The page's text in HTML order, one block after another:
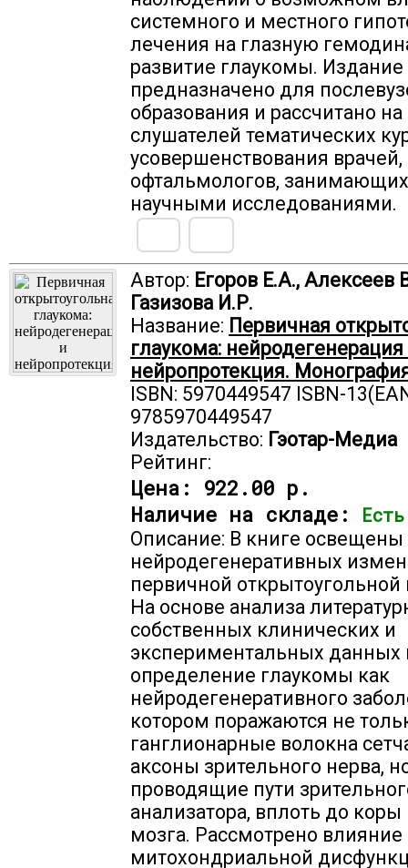
системного и местного
лечения на глазную
развитие глаукомы. Издание
предназначено для
образования и рассчитано на
слушателей тематических
усовершенствования врачей,
офтальмологов,
научными исследованиями.
Автор: Егоров Е.А., Алексеев
Газизова И.Р.
Название: Первичная
глаукома: нейродегенерация
нейропротекция.
ISBN: 5970449547 ISBN-
9785970449547
Издательство: Гэотар-Медиа
Рейтинг:
Цена: 922.00 р.
Наличие на складе:
Описание: В книге
нейродегенеративных
первичной открытоугольной
На основе анализа
собственных клинических и
экспериментальных
определение глаукомы как
нейродегенеративного
котором поражаются не
ганглионарные волокна
аксоны зрительного нерва,
проводящие пути
анализатора, вплоть до коры
мозга. Рассмотрено
митохондриальной